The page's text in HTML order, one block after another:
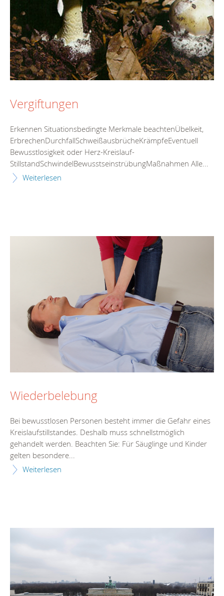
Vergiftungen
Erkennen Situationsbedingte Merkmale beachtenÜbelkeit,
ErbrechenDurchfallSchweißausbrücheKrämpfeEventuell
Bewusstlosigkeit oder Herz-Kreislauf-
StillstandSchwindelBewusstseinstrübungMaßnahmen Alle...
Weiterlesen
Wiederbelebung
Bei bewusstlosen Personen besteht immer die Gefahr eines
Kreislaufstillstandes. Deshalb muss schnellstmöglich
gehandelt werden. Beachten Sie: Für Säuglinge und Kinder
gelten besondere...
Weiterlesen